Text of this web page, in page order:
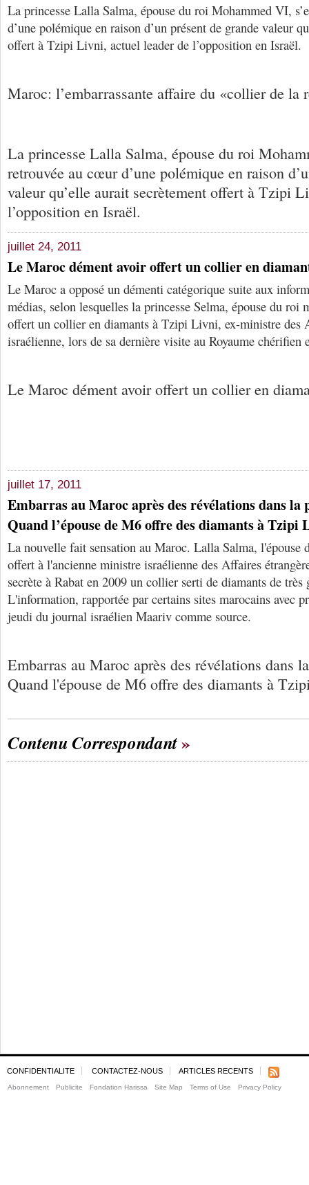
La princesse Lalla Salma, épouse du roi Mohammed VI,
d’une polémique en raison d’un présent de grande valeur
offert à Tzipi Livni, actuel leader de l’opposition en Israël.
Maroc: l’embarrassante affaire du «collier de la
La princesse Lalla Salma, épouse du roi
retrouvée au cœur d’une polémique en raison
valeur qu’elle aurait secrètement offert à Tzipi
l’opposition en Israël.
juillet 24, 2011
Le Maroc dément avoir offert un collier en
Le Maroc a opposé un démenti catégorique suite aux
médias, selon lesquelles la princesse Selma, épouse du roi
offert un collier en diamants à Tzipi Livni, ex-ministre des
israélienne, lors de sa dernière visite au Royaume chérifien
Le Maroc dément avoir offert un collier en
juillet 17, 2011
Embarras au Maroc après des révélations dans la
Quand l’épouse de M6 offre des diamants à Tzipi
La nouvelle fait sensation au Maroc. Lalla Salma, l'épouse
offert à l'ancienne ministre israélienne des Affaires
secrète à Rabat en 2009 un collier serti de diamants de très
L'information, rapportée par certains sites marocains avec
jeudi du journal israélien Maariv comme source.
Embarras au Maroc après des révélations dans
Quand l'épouse de M6 offre des diamants à
Contenu Correspondant
CONFIDENTIALITE CONTACTEZ-NOUS ARTICLES RECENTS
Abonnement Publicite Fondation Harissa Site Map Terms of Use Privacy Policy